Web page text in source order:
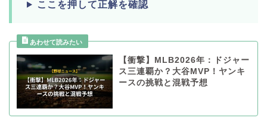
ここを押して正解を確認
【衝撃】MLB2026年：ドジャー
ス三連覇か？大谷MVP！ヤンキ
ースの挑戦と混戦予想